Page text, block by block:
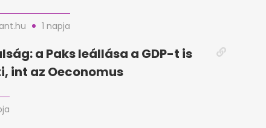
1 napja
a Paks leállása a GDP-t is
int az Oeconomus